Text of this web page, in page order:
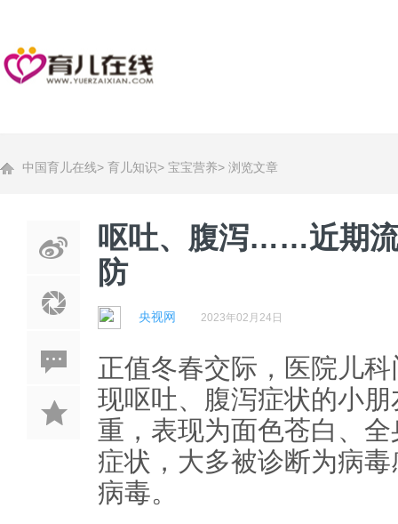
中国育儿在线> 育儿知识> 宝宝营养> 浏览文章
呕吐、腹泻……近期
防
央视网 2023年02月24日
正值冬春交际，医院儿
现呕吐、腹泻症状的小
重，表现为面色苍白、
症状，大多被诊断为病
病毒。